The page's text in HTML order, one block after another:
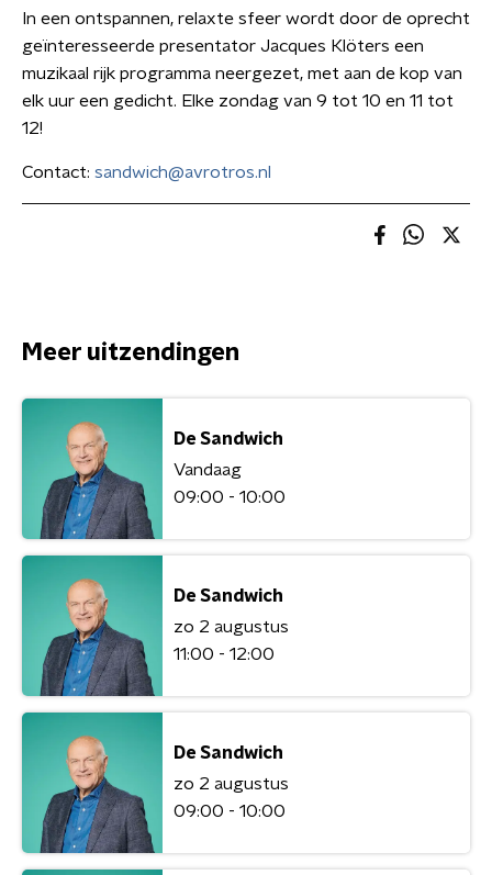
In een ontspannen, relaxte sfeer wordt door de oprecht
geïnteresseerde presentator Jacques Klöters een
muzikaal rijk programma neergezet, met aan de kop van
elk uur een gedicht. Elke zondag van 9 tot 10 en 11 tot
12!
Contact: sandwich@avrotros.nl
Meer uitzendingen
De Sandwich
Vandaag
09:00 - 10:00
De Sandwich
zo 2 augustus
11:00 - 12:00
De Sandwich
zo 2 augustus
09:00 - 10:00